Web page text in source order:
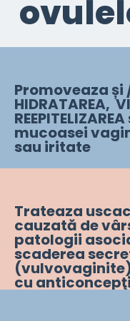
Promoveaza
HIDRATAREA,
mucoasei
sau iritate
Trateaza
cauzată de
patologii
scaderea
cu